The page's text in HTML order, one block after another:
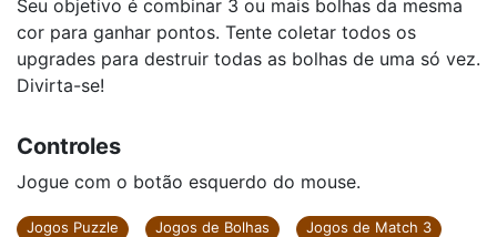
Seu objetivo é combinar 3 ou mais bolhas da mesma
cor para ganhar pontos. Tente coletar todos os
upgrades para destruir todas as bolhas de uma só vez.
Divirta-se!
Controles
Jogue com o botão esquerdo do mouse.
Jogos Puzzle Jogos de Bolhas Jogos de Match 3